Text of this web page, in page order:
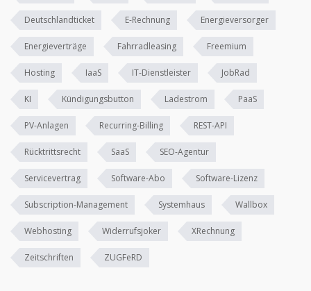
Deutschlandticket E-Rechnung Energieversorger
Energieverträge Fahrradleasing Freemium
Hosting IaaS IT-Dienstleister JobRad
KI Kündigungsbutton Ladestrom PaaS
PV-Anlagen Recurring-Billing REST-API
Rücktrittsrecht SaaS SEO-Agentur
Servicevertrag Software-Abo Software-Lizenz
Subscription-Management Systemhaus Wallbox
Webhosting Widerrufsjoker XRechnung
Zeitschriften ZUGFeRD